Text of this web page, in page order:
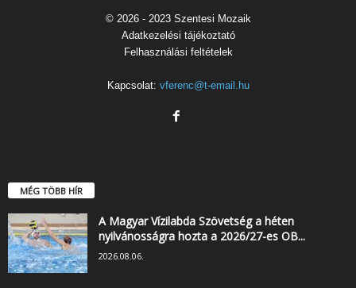
© 2026 - 2023 Szentesi Mozaik
Adatkezelési tájékoztató
Felhasználási feltételek
Kapcsolat: vferenc@t-email.hu
MÉG TÖBB HÍR
A Magyar Vízilabda Szövetség a héten
nyilvánosságra hozta a 2026/27-es OB...
2026.08.06.